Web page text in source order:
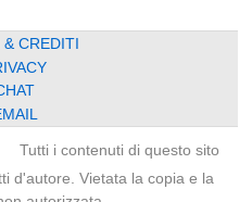
& CREDITI
Tutti i contenuti di questo sito
d'autore. Vietata la copia e la